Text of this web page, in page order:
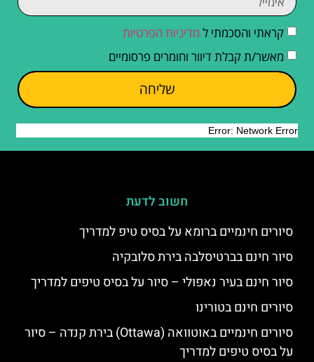
קראתי והסכמתי ל מדיניות הפרטיות
מאשר/ת קבלת דיוור וחומרים פרסומיים
שליחה
חשוב לדעת
סיורים חינמיים ברומא על בסיס טיפ למדריך
סיור חינם בברטיסלבה בירת סלובקיה
סיור חינם בעיר נאפולי – סיור על בסיס טיפים למדריך
סיורים חינם בטורינו
סיורים חינמיים באוטוואה (Ottawa) בירת קנדה – סיור
על בסיס טיפים למדריך